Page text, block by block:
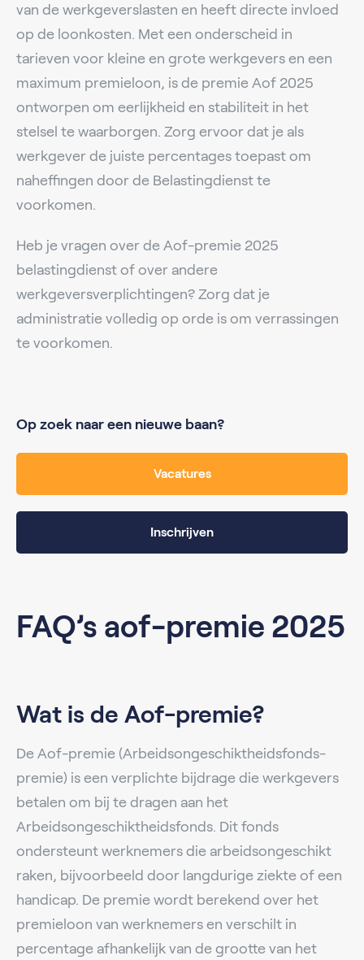
van de werkgeverslasten en heeft directe invloed
op de loonkosten. Met een onderscheid in
tarieven voor kleine en grote werkgevers en een
maximum premieloon, is de premie Aof 2025
ontworpen om eerlijkheid en stabiliteit in het
stelsel te waarborgen. Zorg ervoor dat je als
werkgever de juiste percentages toepast om
naheffingen door de Belastingdienst te
voorkomen.
Heb je vragen over de Aof-premie 2025
belastingdienst of over andere
werkgeversverplichtingen? Zorg dat je
administratie volledig op orde is om verrassingen
te voorkomen.
Op zoek naar een nieuwe baan?
Vacatures
Inschrijven
FAQ’s aof-premie 2025
Wat is de Aof-premie?
De Aof-premie (Arbeidsongeschiktheidsfonds-
premie) is een verplichte bijdrage die werkgevers
betalen om bij te dragen aan het
Arbeidsongeschiktheidsfonds. Dit fonds
ondersteunt werknemers die arbeidsongeschikt
raken, bijvoorbeeld door langdurige ziekte of een
handicap. De premie wordt berekend over het
premieloon van werknemers en verschilt in
percentage afhankelijk van de grootte van het